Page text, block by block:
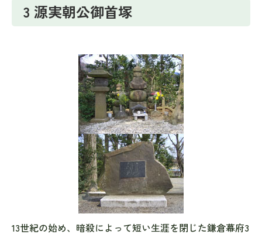
3 源実朝公御首塚
13世紀の始め、暗殺によって短い生涯を閉じた鎌倉幕府3